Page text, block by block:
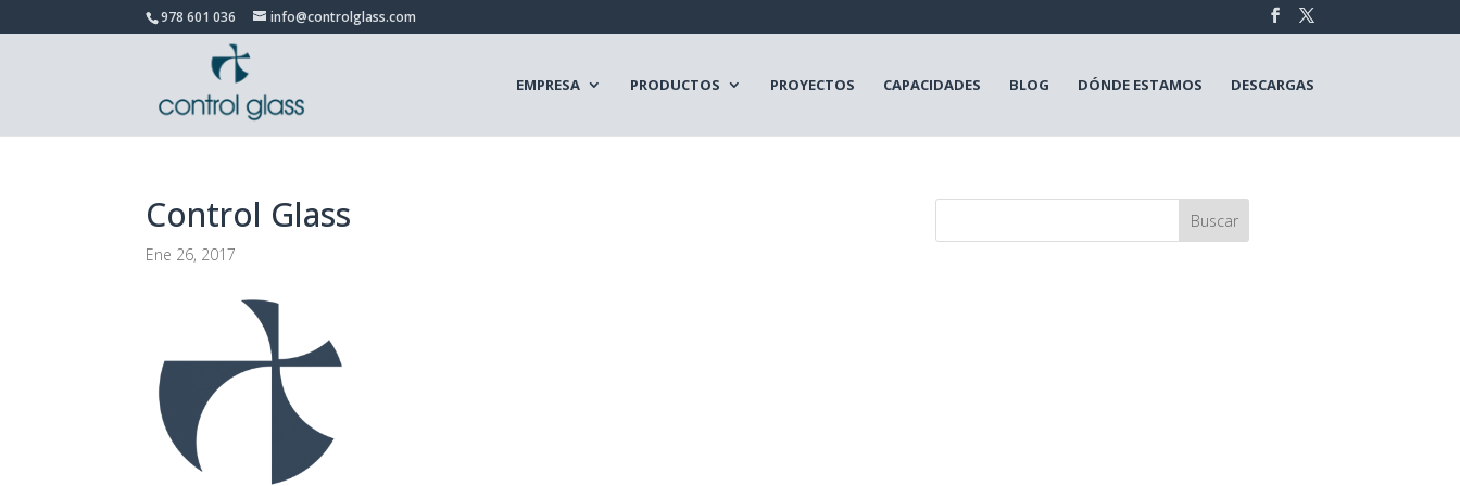
978 601 036 info@controlglass.com
EMPRESA PRODUCTOS PROYECTOS CAPACIDADES BLOG DÓNDE ESTAMOS DESCARGAS
Control Glass
Ene 26, 2017